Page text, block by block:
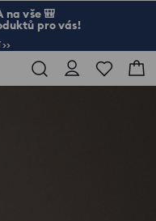
na vše 🎒
pro vás!